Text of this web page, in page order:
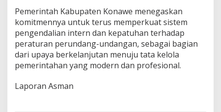
a
i
k
d
i
S
u
Pemerintah Kabupaten Konawe menegaskan
komitmennya untuk terus memperkuat sistem
pengendalian intern dan kepatuhan terhadap
peraturan perundang-undangan, sebagai bagian
dari upaya berkelanjutan menuju tata kelola
pemerintahan yang modern dan profesional.
Laporan Asman